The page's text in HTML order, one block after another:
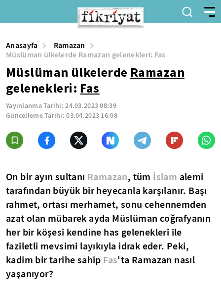
Anasayfa
Ramazan
Müslüman ülkelerde Ramazan gelenekleri: Fas
Müslüman ülkelerde Ramazan
gelenekleri: Fas
Yayınlanma Tarihi:24.03.2023 08:39
Güncelleme Tarihi:03.04.2023 16:08
On bir ayın sultanı Ramazan, tüm İslam alemi
tarafından büyük bir heyecanla karşılanır. Başı
rahmet, ortası merhamet, sonu cehennemden
azat olan mübarek ayda Müslüman coğrafyanın
her bir köşesi kendine has gelenekleri ile
faziletli mevsimi layıkıyla idrak eder. Peki,
kadim bir tarihe sahip Fas'ta Ramazan nasıl
yaşanıyor?